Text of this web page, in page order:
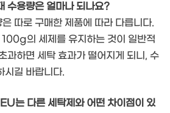
수용량은 얼마나 되나요?
따로 구매한 제품에 따라 다릅니다.
의 세제를 유지하는 것이 일반적
과하면 세탁 효과가 떨어지게 되니, 수
시길 바랍니다.
다른 세탁제와 어떤 차이점이 있